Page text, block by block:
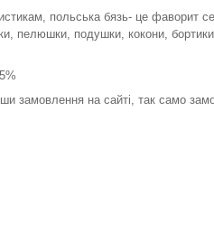
польська бязь- це фаворит
пелюшки, подушки, кокони,
замовлення на сайті, так само